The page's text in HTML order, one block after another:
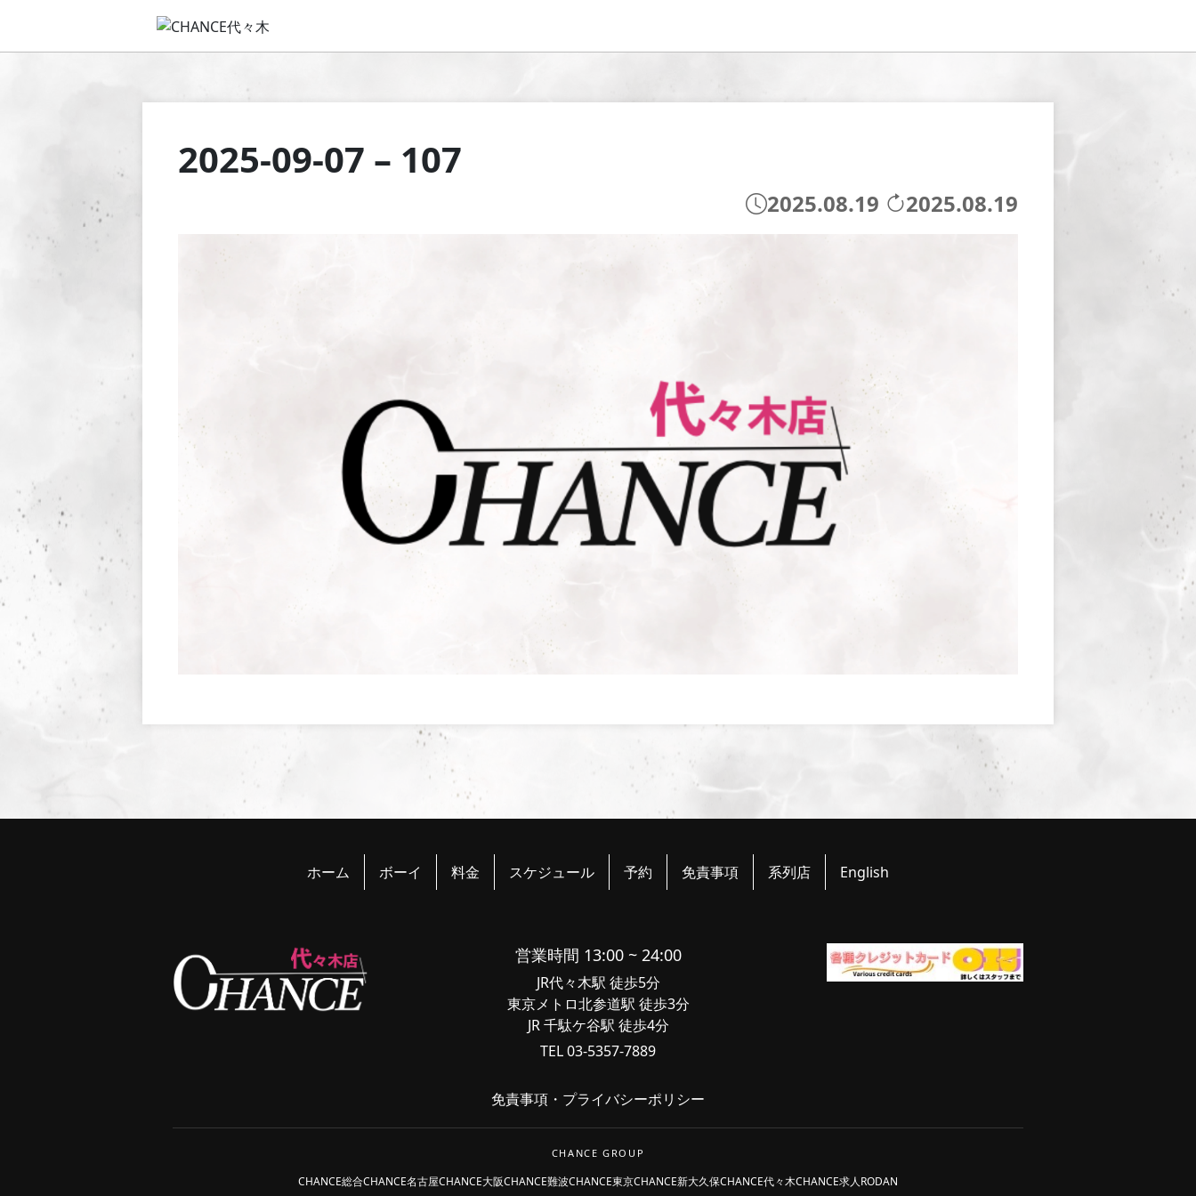
2025-09-07 – 107
2025.08.19 2025.08.19
ホーム ボーイ 料金 スケジュール 予約 免責事項 系列店 English
営業時間 13:00 ~ 24:00
JR代々木駅 徒歩5分
東京メトロ北参道駅 徒歩3分
JR 千駄ケ谷駅 徒歩4分
TEL 03-5357-7889
免責事項 ・ プライバシーポリシー
CHANCE GROUP
CHANCE総合CHANCE名古屋CHANCE大阪CHANCE難波CHANCE東京CHANCE新大久保CHANCE代々木CHANCE求人RODAN